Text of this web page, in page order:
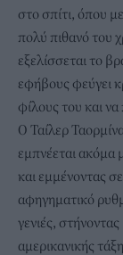
στο σπίτι, όπου
πολύ πιθανό του
εξελίσσεται το
εφήβους φεύγει
φίλους του και
Ο Ταίλερ
εμπνέεται ακόμα
και εμμένοντας
αφηγηματικό
γενιές,
αμερικανικής